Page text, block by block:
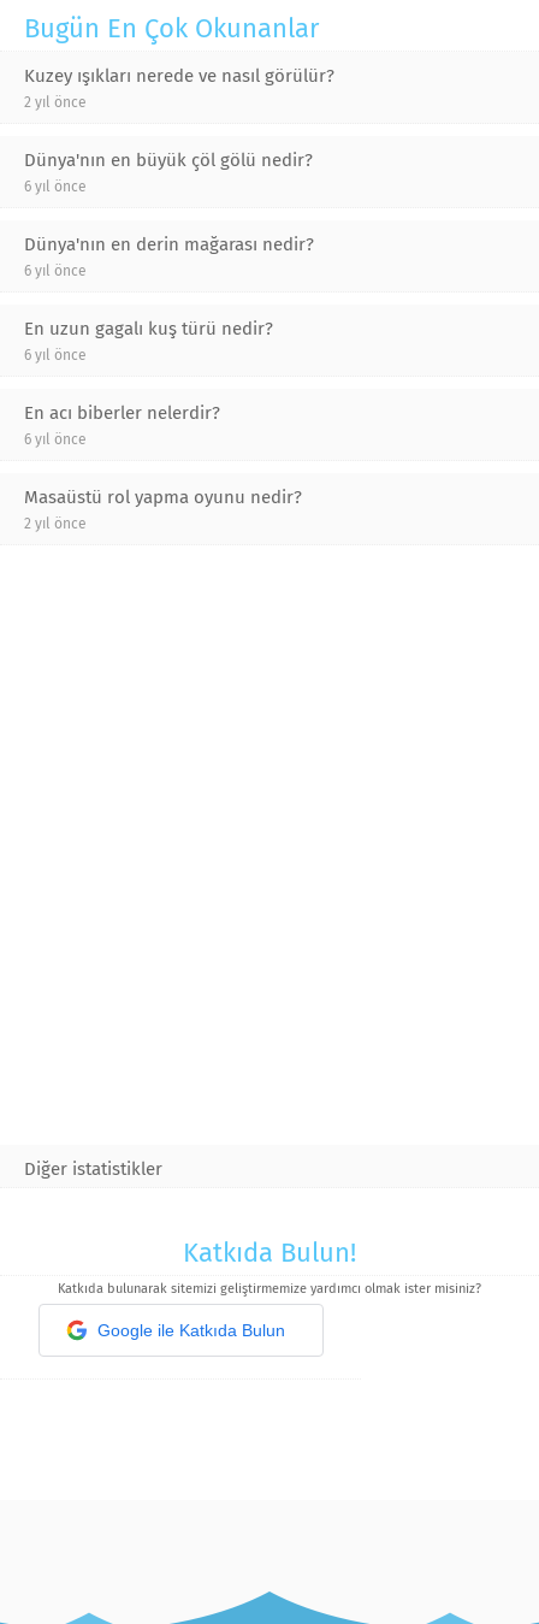
Bugün En Çok Okunanlar
Kuzey ışıkları nerede ve nasıl görülür?
2 yıl önce
Dünya'nın en büyük çöl gölü nedir?
6 yıl önce
Dünya'nın en derin mağarası nedir?
6 yıl önce
En uzun gagalı kuş türü nedir?
6 yıl önce
En acı biberler nelerdir?
6 yıl önce
Masaüstü rol yapma oyunu nedir?
2 yıl önce
Diğer istatistikler
Katkıda Bulun!
Katkıda bulunarak sitemizi geliştirmemize yardımcı olmak ister misiniz?
Google ile Katkıda Bulun